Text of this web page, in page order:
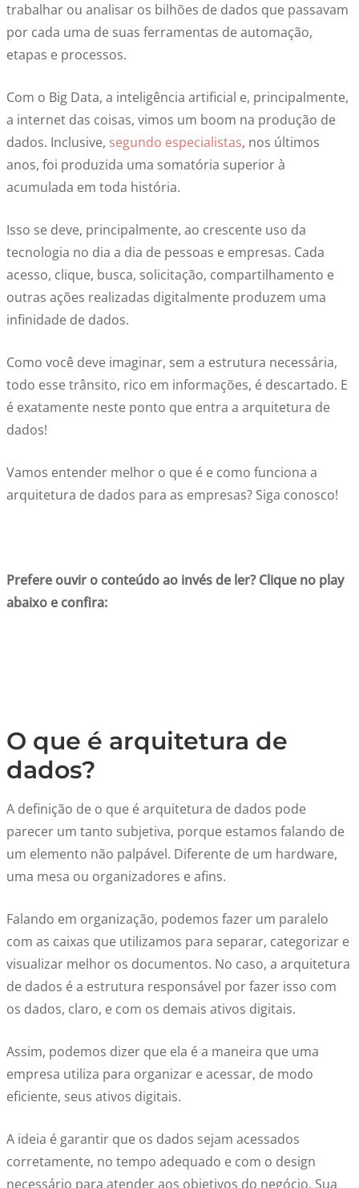
trabalhar ou analisar os bilhões de dados que passavam
por cada uma de suas ferramentas de automação,
etapas e processos.
Com o Big Data, a inteligência artificial e, principalmente,
a internet das coisas, vimos um boom na produção de
dados. Inclusive, segundo especialistas, nos últimos
anos, foi produzida uma somatória superior à
acumulada em toda história.
Isso se deve, principalmente, ao crescente uso da
tecnologia no dia a dia de pessoas e empresas. Cada
acesso, clique, busca, solicitação, compartilhamento e
outras ações realizadas digitalmente produzem uma
infinidade de dados.
Como você deve imaginar, sem a estrutura necessária,
todo esse trânsito, rico em informações, é descartado. E
é exatamente neste ponto que entra a arquitetura de
dados!
Vamos entender melhor o que é e como funciona a
arquitetura de dados para as empresas? Siga conosco!
Prefere ouvir o conteúdo ao invés de ler? Clique no play
abaixo e confira:
O que é arquitetura de
dados?
A definição de o que é arquitetura de dados pode
parecer um tanto subjetiva, porque estamos falando de
um elemento não palpável. Diferente de um hardware,
uma mesa ou organizadores e afins.
Falando em organização, podemos fazer um paralelo
com as caixas que utilizamos para separar, categorizar e
visualizar melhor os documentos. No caso, a arquitetura
de dados é a estrutura responsável por fazer isso com
os dados, claro, e com os demais ativos digitais.
Assim, podemos dizer que ela é a maneira que uma
empresa utiliza para organizar e acessar, de modo
eficiente, seus ativos digitais.
A ideia é garantir que os dados sejam acessados
corretamente, no tempo adequado e com o design
necessário para atender aos objetivos do negócio. Sua